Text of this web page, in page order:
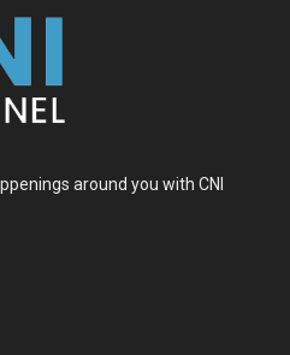
around you with CNI